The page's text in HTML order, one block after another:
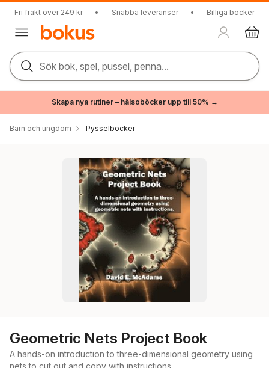
Fri frakt över 249 kr • Snabba leveranser • Billiga böcker
Sök bok, spel, pussel, penna...
Skapa nya rutiner – hälsoböcker upp till 50% →
Barn och ungdom Pysselböcker
Geometric Nets Project Book
A hands-on introduction to three-dimensional geometry using
nets to cut out and copy with instructions.